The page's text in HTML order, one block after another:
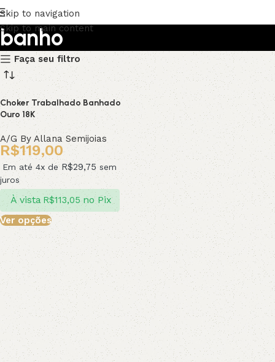
Skip to navigation
Skip to main content
banho
Upholstered chair
Discount 10%
Shop Now
Faça seu filtro
Choker Trabalhado Banhado
Ouro 18K
A/G By Allana Semijoias
R$119,00
Em até 4x deR$29,75sem
juros
À vista R$113,05 no Pix
Ver opções